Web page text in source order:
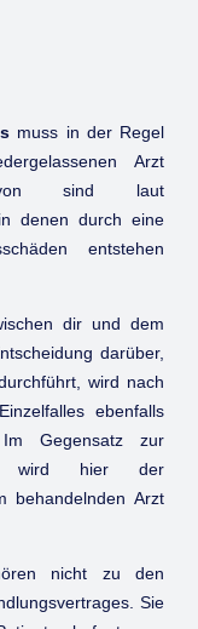
muss in der Regel
Arzt
sind laut
denen durch eine
entstehen
dir und dem
darüber,
wird nach
ebenfalls
Gegensatz zur
wird hier der
behandelnden Arzt
nicht zu den
Sie